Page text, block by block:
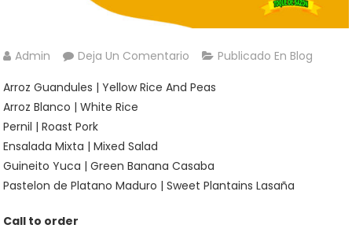
Admin Deja Un Comentario
|
Publicado En Blog
Arroz Guandules | Yellow Rice And Peas
Arroz Blanco | White Rice
Pernil | Roast Pork
Ensalada Mixta | Mixed Salad
Guineito Yuca | Green Banana Casaba
Pastelon de Platano Maduro | Sweet Plantains Lasaña
Call to order